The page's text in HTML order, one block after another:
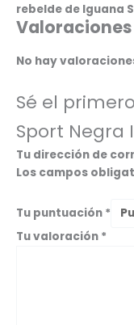
rebelde de Iguana
Valoraciones
No hay
Sé el
Sport Negra
Tu dirección de
Los campos
Tu puntuación *
Tu valoración *